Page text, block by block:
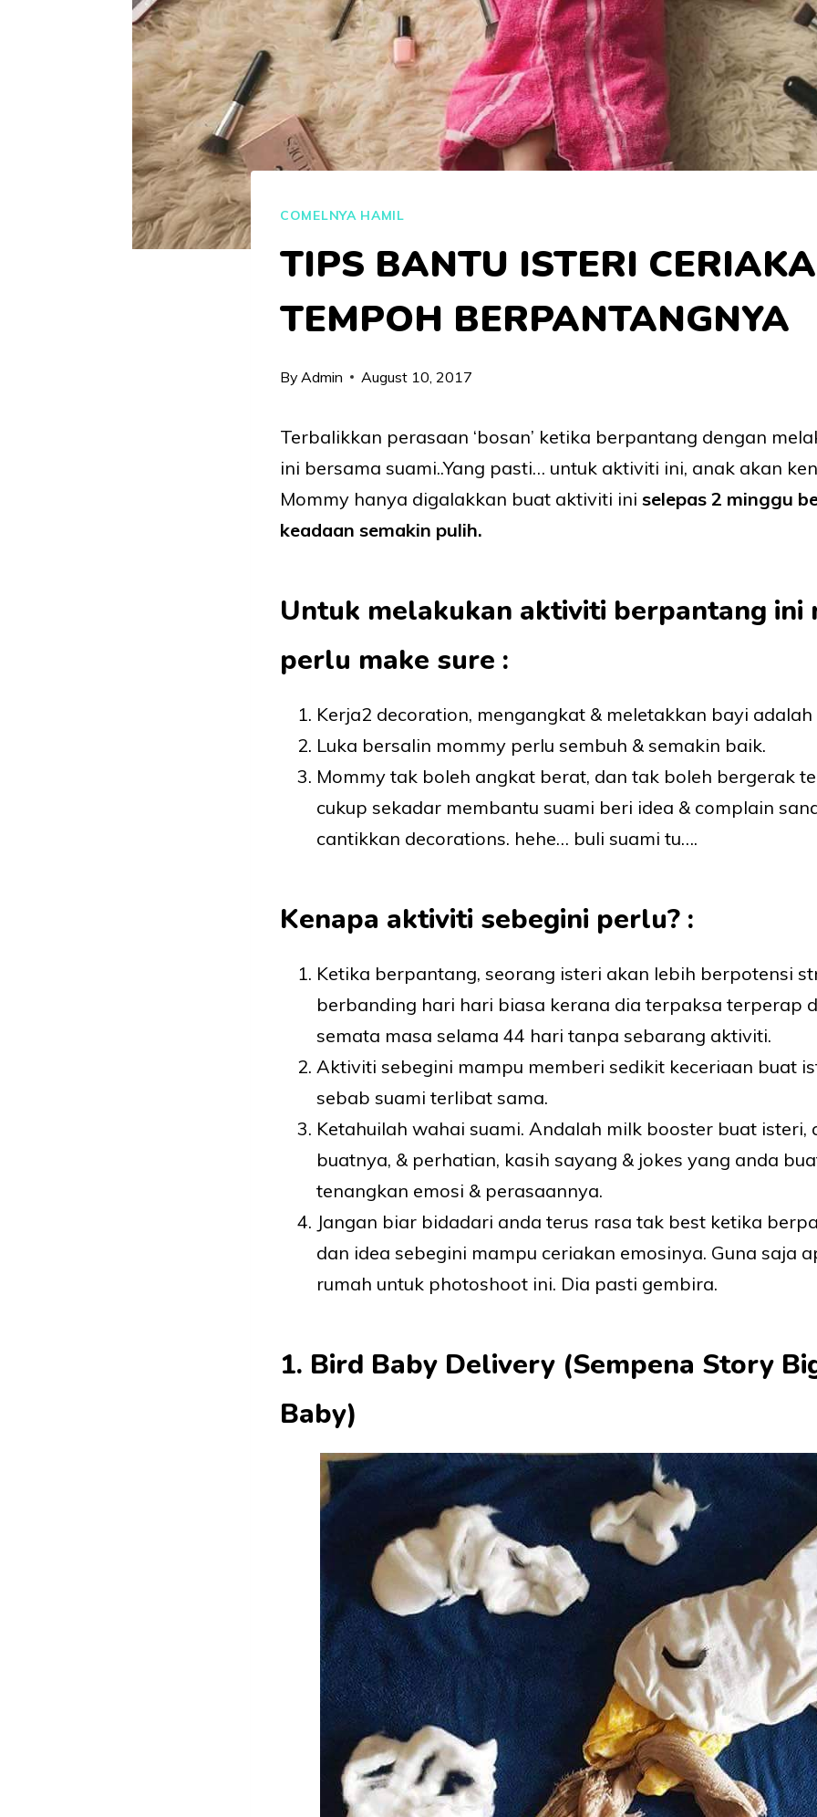
COMELNYA HAMIL
TIPS BANTU ISTERI
TEMPOH BERPANTANGNYA
By Admin August 10, 2017
Terbalikkan perasaan ‘bosan’ ketika berpantang dengan
ini bersama suami..Yang pasti… untuk aktiviti ini, anak akan
Mommy hanya digalakkan buat aktiviti ini selepas 2 minggu
keadaan semakin pulih.
Untuk melakukan aktiviti berpantang ini
perlu make sure :
Kerja2 decoration, mengangkat & meletakkan bayi
Luka bersalin mommy perlu sembuh & semakin baik.
Mommy tak boleh angkat berat, dan tak boleh bergerak
cukup sekadar membantu suami beri idea & complain
cantikkan decorations. hehe… buli suami tu….
Kenapa aktiviti sebegini perlu? :
Ketika berpantang, seorang isteri akan lebih berpotensi
berbanding hari hari biasa kerana dia terpaksa terperap
semata masa selama 44 hari tanpa sebarang aktiviti.
Aktiviti sebegini mampu memberi sedikit keceriaan buat
sebab suami terlibat sama.
Ketahuilah wahai suami. Andalah milk booster buat isteri,
buatnya, & perhatian, kasih sayang & jokes yang anda
tenangkan emosi & perasaannya.
Jangan biar bidadari anda terus rasa tak best ketika
dan idea sebegini mampu ceriakan emosinya. Guna saja
rumah untuk photoshoot ini. Dia pasti gembira.
1. Bird Baby Delivery (Sempena Story
Baby)